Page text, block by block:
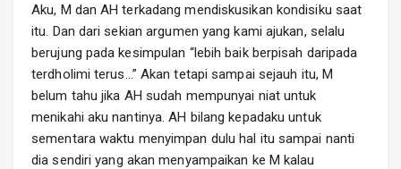
Aku, M dan AH terkadang mendiskusikan kondisiku saat
itu. Dan dari sekian argumen yang kami ajukan, selalu
berujung pada kesimpulan “lebih baik berpisah daripada
terdholimi terus…” Akan tetapi sampai sejauh itu, M
belum tahu jika AH sudah mempunyai niat untuk
menikahi aku nantinya. AH bilang kepadaku untuk
sementara waktu menyimpan dulu hal itu sampai nanti
dia sendiri yang akan menyampaikan ke M kalau